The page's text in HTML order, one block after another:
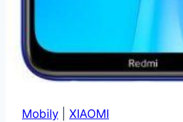
Mobily XIAOMI